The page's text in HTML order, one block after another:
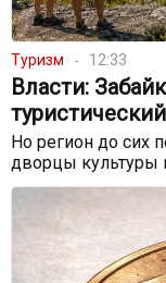
Туризм 12:33
Власти:
Но регион до сих
дворцы культуры